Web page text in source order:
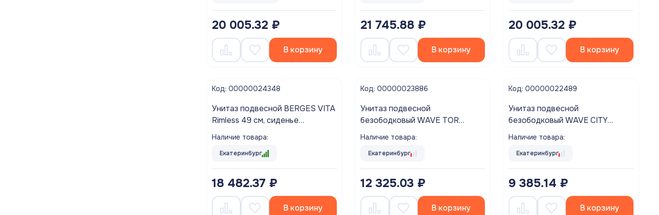
20 005.32 ₽
В корзину
21 745.88 ₽
В корзину
20 005.32 ₽
В корзину
Код: 00000024348
Унитаз подвесной BERGES VITA
Rimless 49 см, сиденье
дюропласт, микролифт,
Наличие товара:
Екатеринбург
18 482.37 ₽
В корзину
Код: 00000023886
Унитаз подвесной
безободковый WAVE TOR
Tornado сиденье дюропласт,
микролифт БЕЛЫЙ глянец
Наличие товара:
Екатеринбург
12 325.03 ₽
В корзину
Код: 00000022489
Унитаз подвесной
безободковый WAVE CITY
сиденье дюропласт, микролифт
БЕЛЫЙ глянец
Наличие товара:
Екатеринбург
9 385.14 ₽
В корзину